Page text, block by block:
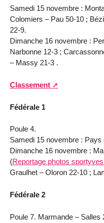
Samedi 15 novembre :
Colomiers – Pau 50-10 ;
22-9.
Dimanche 16 novembre :
Narbonne 12-3 ;
– Massy 21-3 .
Classement
Fédérale 1
Poule 4.
Samedi 15 novembre : Pays
Dimanche 16 novembre :
(Reportage photos
Graulhet – Oloron 22-10 ;
Fédérale 2
Poule 7. Marmande –